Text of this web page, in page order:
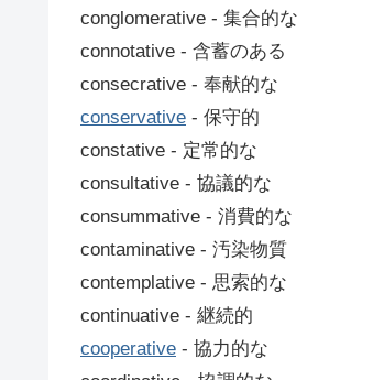
conglomerative ‐ 集合的な
connotative ‐ 含蓄のある
consecrative ‐ 奉献的な
conservative ‐ 保守的
constative ‐ 定常的な
consultative ‐ 協議的な
consummative ‐ 消費的な
contaminative ‐ 汚染物質
contemplative ‐ 思索的な
continuative ‐ 継続的
cooperative ‐ 協力的な